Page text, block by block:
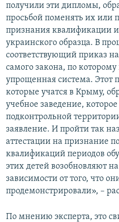
получили эти дипломы,
просьбой поменять их или
признания квалификации
украинского образца. В
соответствующий приказ
самого закона, по
упрощенная система. Этот
которые учатся в Крыму,
учебное заведение,
подконтрольной
заявление. И пройти так
аттестации на признание
квалификаций периодов
этих детей возобновляют
зависимости от того, что
продемонстрировали», –
По мнению эксперта, это